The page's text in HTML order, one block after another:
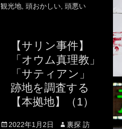
観光地, 頭おかしい, 頭悪い
【サリン事件】
「オウム真理教」
「サティアン」
跡地を調査する
【本拠地】（1）
Posted
2022年1月2日 Author
裏探 訪